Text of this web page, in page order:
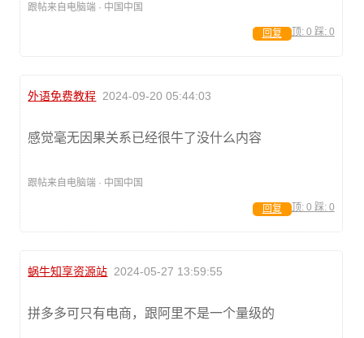
跟帖来自电脑端 · 中国中国
顶: 0 踩: 0
回复
外语免费教程 2024-09-20 05:44:03
感觉毫无因果关系已经很牛了没什么内容
跟帖来自电脑端 · 中国中国
顶: 0 踩: 0
回复
蜗牛知享资源站 2024-05-27 13:59:55
拼多多可只有电商，跟阿里不是一个量级的